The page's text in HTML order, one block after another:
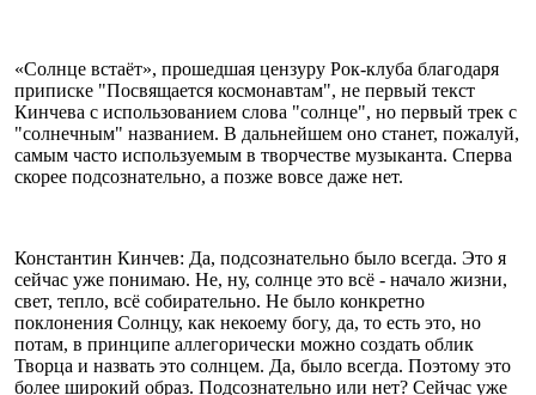
«Солнце встаёт», прошедшая цензуру Рок-клуба благодаря
приписке "Посвящается космонавтам", не первый текст
Кинчева с использованием слова "солнце", но первый трек с
"солнечным" названием. В дальнейшем оно станет, пожалуй,
самым часто используемым в творчестве музыканта. Сперва
скорее подсознательно, а позже вовсе даже нет.
Константин Кинчев: Да, подсознательно было всегда. Это я
сейчас уже понимаю. Не, ну, солнце это всё - начало жизни,
свет, тепло, всё собирательно. Не было конкретно
поклонения Солнцу, как некоему богу, да, то есть это, но
потам, в принципе аллегорически можно создать облик
Творца и назвать это солнцем. Да, было всегда. Поэтому это
более широкий образ. Подсознательно или нет? Сейчас уже